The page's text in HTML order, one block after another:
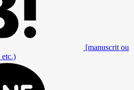
[manuscrit ou